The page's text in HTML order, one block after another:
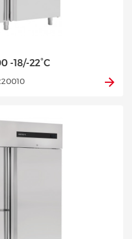
-18/-22°C